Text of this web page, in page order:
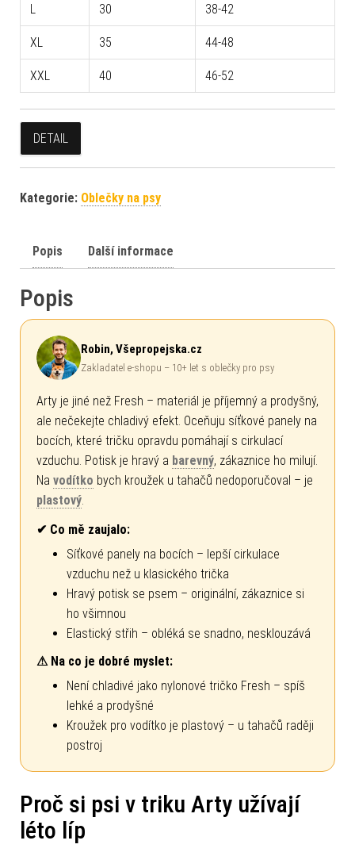
L 30 38-42
XL 35 44-48
XXL 40 46-52
DETAIL
Kategorie: Oblečky na psy
Popis Další informace
Popis
Robin, Všepropejska.cz
Zakladatel e-shopu – 10+ let s oblečky pro psy
Arty je jiné než Fresh – materiál je příjemný a prodyšný,
ale nečekejte chladivý efekt. Oceňuju síťkové panely na
bocích, které tričku opravdu pomáhají s cirkulací
vzduchu. Potisk je hravý a barevný, zákaznice ho milují.
Na vodítko bych kroužek u tahačů nedoporučoval – je
plastový.
✔ Co mě zaujalo:
Síťkové panely na bocích – lepší cirkulace
vzduchu než u klasického trička
Hravý potisk se psem – originální, zákaznice si
ho všimnou
Elastický střih – obléká se snadno, nesklouzává
⚠ Na co je dobré myslet:
Není chladivé jako nylonové tričko Fresh – spíš
lehké a prodyšné
Kroužek pro vodítko je plastový – u tahačů raději
postroj
Proč si psi v triku Arty užívají
léto líp